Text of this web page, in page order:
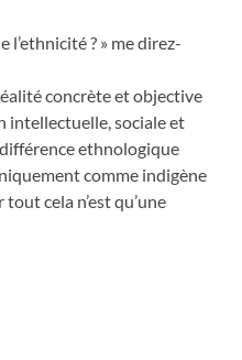
l’ethnicité ? » me direz-
concrète et objective
intellectuelle, sociale et
ethnologique
comme indigène
cela n’est qu’une